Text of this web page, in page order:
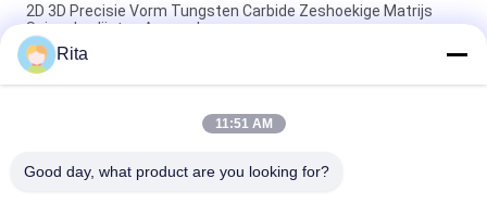
2D 3D Precisie Vorm Tungsten Carbide Zeshoekige Matrijs
Spiegel polijsten Aanpasbaar
Vierkante de Stempelmatrijs Machinaal bewerkte Oppervlakte
van het Wolframcarbide
VA80,ST7,KG5,KG6 Tungstencarbide die, cold forging die
Rita
11:51 AM
Good day, what product are you looking for?